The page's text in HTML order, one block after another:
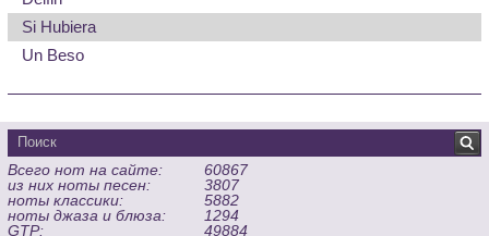
Si Hubiera
Un Beso
Всего нот на сайте:
60867
из них ноты песен:
3807
ноты классики:
5882
ноты джаза и блюза:
1294
GTP:
49884